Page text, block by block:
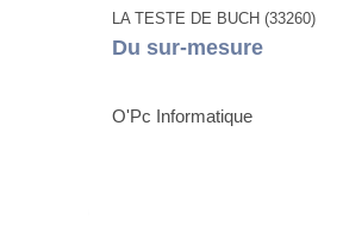
LA TESTE DE BUCH (33260)
Du sur-mesure
O'Pc Informatique